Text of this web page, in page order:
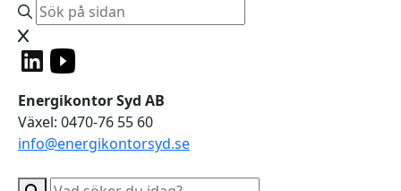
Energikontor Syd AB
Växel: 0470-76 55 60
info@energikontorsyd.se